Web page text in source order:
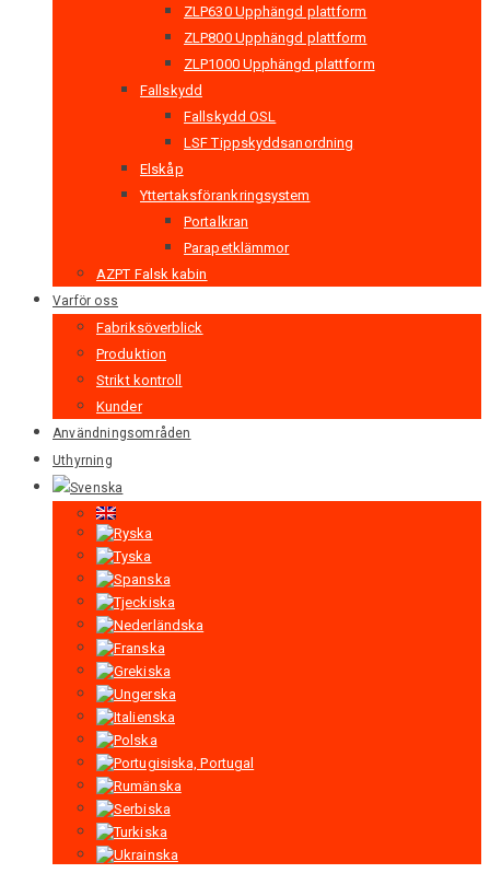
ZLP630 Upphängd plattform
ZLP800 Upphängd plattform
ZLP1000 Upphängd plattform
Fallskydd
Fallskydd OSL
LSF Tippskyddsanordning
Elskåp
Yttertaksförankringsystem
Portalkran
Parapetklämmor
AZPT Falsk kabin
Varför oss
Fabriksöverblick
Produktion
Strikt kontroll
Kunder
Användningsområden
Uthyrning